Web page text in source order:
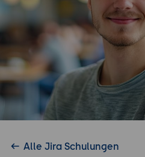
Alle Jira Schulungen